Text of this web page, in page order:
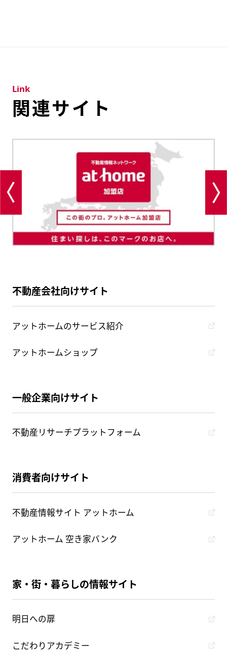
関連サイト
Link
不動産会社向けサイト
アットホームのサービス紹介
アットホームショップ
一般企業向けサイト
不動産リサーチプラットフォーム
消費者向けサイト
不動産情報サイト アットホーム
アットホーム 空き家バンク
家・街・暮らしの情報サイト
明日への扉
こだわりアカデミー